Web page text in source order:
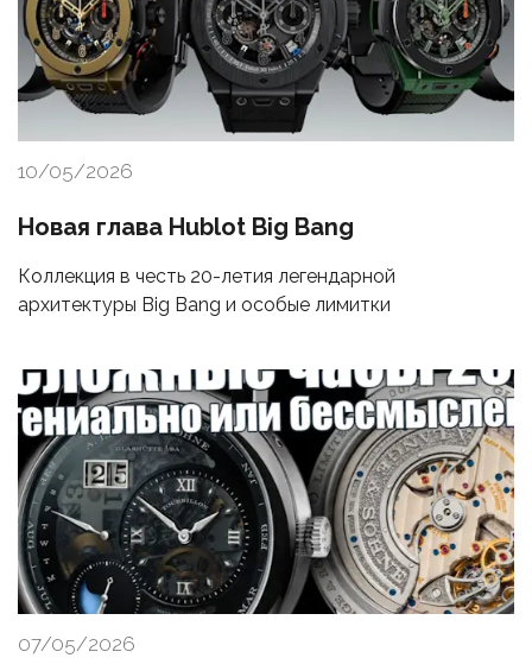
10/05/2026
Новая глава Hublot Big Bang
Коллекция в честь 20-летия легендарной
архитектуры Big Bang и особые лимитки
07/05/2026